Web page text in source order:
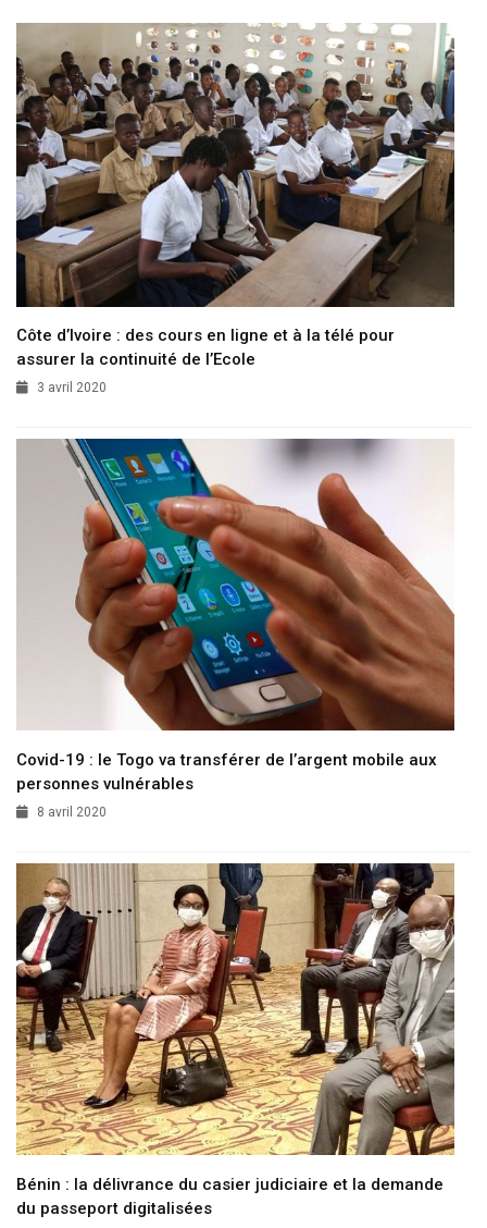
Côte d’Ivoire : des cours en ligne et à la télé pour
assurer la continuité de l’Ecole
3 avril 2020
Covid-19 : le Togo va transférer de l’argent mobile aux
personnes vulnérables
8 avril 2020
Bénin : la délivrance du casier judiciaire et la demande
du passeport digitalisées